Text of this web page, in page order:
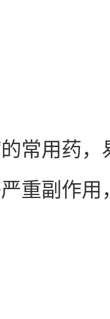
常用药
重副作